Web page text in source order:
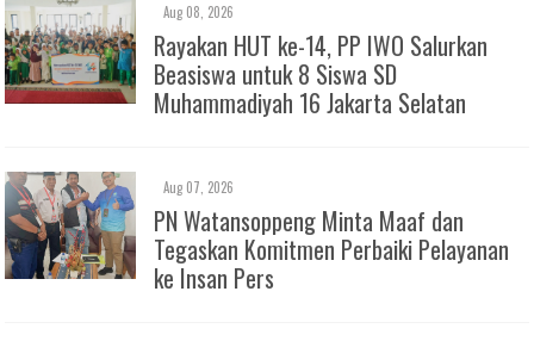
Aug 08, 2026
Rayakan HUT ke-14, PP IWO Salurkan
Beasiswa untuk 8 Siswa SD
Muhammadiyah 16 Jakarta Selatan
Aug 07, 2026
PN Watansoppeng Minta Maaf dan
Tegaskan Komitmen Perbaiki Pelayanan
ke Insan Pers